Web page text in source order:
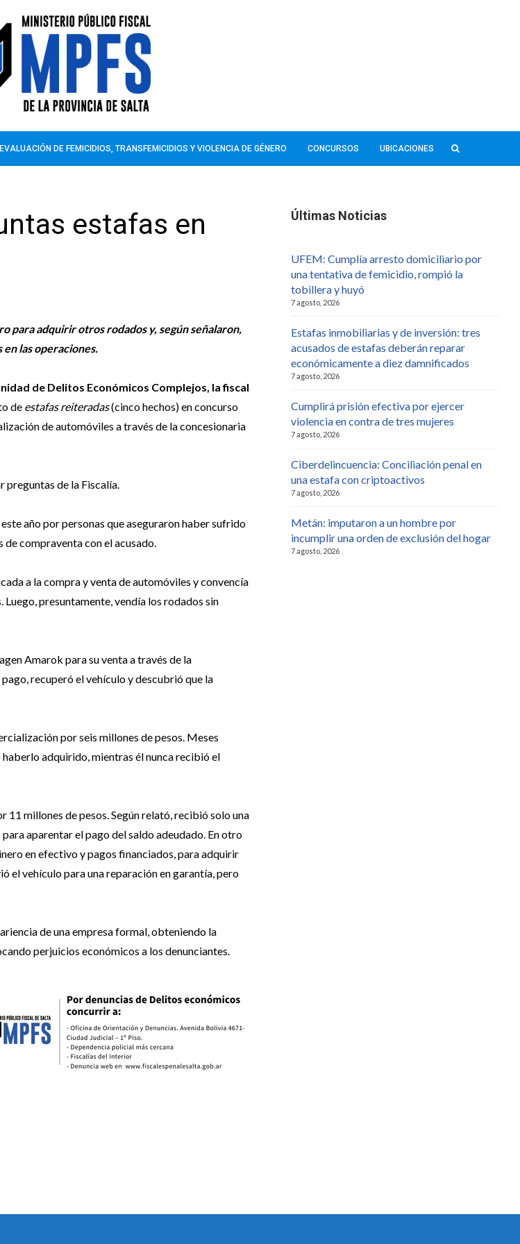
DE FEMICIDIOS, TRANSFEMICIDIOS Y VIOLENCIA DE GÉNERO CONCURSOS UBICACIONES
estafas en
para adquirir otros rodados y, según señalaron,
las operaciones.
de Delitos Económicos Complejos, la fiscal
de estafas reiteradas(cinco hechos) en concurso
de automóviles a través de la concesionaria
de la Fiscalía.
año por personas que aseguraron haber sufrido
compraventa con el acusado.
a la compra y venta de automóviles y convencía
presuntamente, vendía los rodados sin
Amarok para su venta a través de la
recuperó el vehículo y descubrió que la
por seis millones de pesos. Meses
adquirido, mientras él nunca recibió el
11 millones de pesos. Según relató, recibió solo una
aparentar el pago del saldo adeudado. En otro
en efectivo y pagos financiados, para adquirir
el vehículo para una reparación en garantía, pero
de una empresa formal, obteniendo la
perjuicios económicos a los denunciantes.
Últimas Noticias
UFEM: Cumplía arresto domiciliario por
una tentativa de femicidio, rompió la
tobillera y huyó
7 agosto, 2026
Estafas inmobiliarias y de inversión: tres
acusados de estafas deberán reparar
económicamente a diez damnificados
7 agosto, 2026
Cumplirá prisión efectiva por ejercer
violencia en contra de tres mujeres
7 agosto, 2026
Ciberdelincuencia: Conciliación penal en
una estafa con criptoactivos
7 agosto, 2026
Metán: imputaron a un hombre por
incumplir una orden de exclusión del hogar
7 agosto, 2026